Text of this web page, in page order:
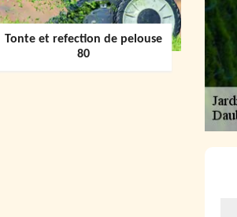
Tonte et refection de pelouse
80